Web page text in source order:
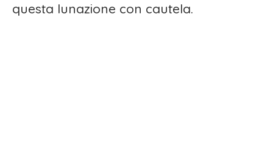
questa lunazione con cautela.